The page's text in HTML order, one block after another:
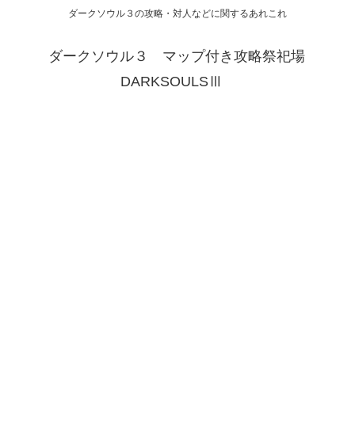
ダークソウル３の攻略・対人などに関するあれこれ
ダークソウル３ マップ付き攻略祭祀場
DARKSOULSⅢ